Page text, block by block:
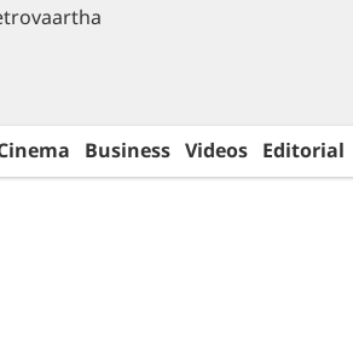
Business Videos Editorial